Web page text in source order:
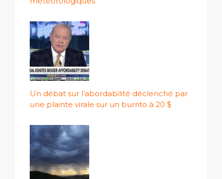
Un débat sur l’abordabilité déclenché par
une plainte virale sur un burrito à 20 $